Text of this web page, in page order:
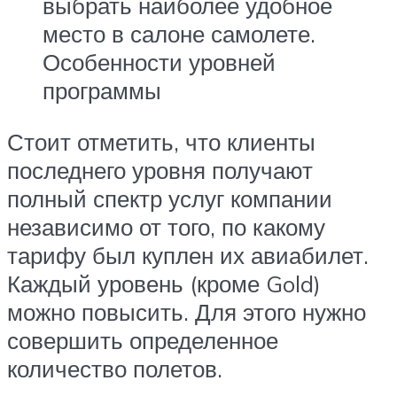
выбрать наиболее удобное
место в салоне самолете.
Особенности уровней
программы
Стоит отметить, что клиенты
последнего уровня получают
полный спектр услуг компании
независимо от того, по какому
тарифу был куплен их авиабилет.
Каждый уровень (кроме Gold)
можно повысить. Для этого нужно
совершить определенное
количество полетов.